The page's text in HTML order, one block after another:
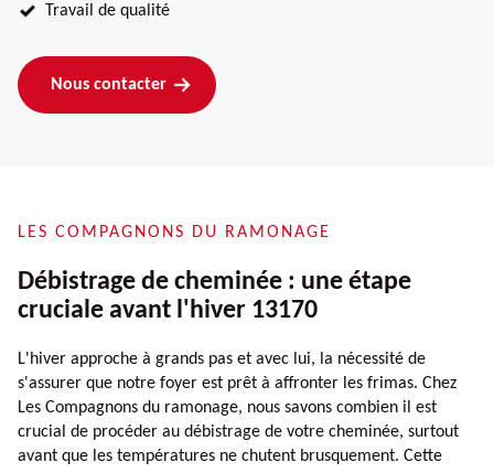
Travail de qualité
Nous contacter
LES COMPAGNONS DU RAMONAGE
Débistrage de cheminée : une étape
cruciale avant l'hiver 13170
L'hiver approche à grands pas et avec lui, la nécessité de
s'assurer que notre foyer est prêt à affronter les frimas. Chez
Les Compagnons du ramonage, nous savons combien il est
crucial de procéder au débistrage de votre cheminée, surtout
avant que les températures ne chutent brusquement. Cette